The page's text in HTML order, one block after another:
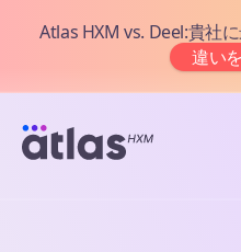
Atlas HXM vs. Deel:貴社
違い